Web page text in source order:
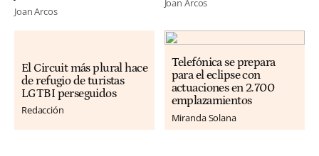
Joan Arcos
Joan Arcos
El Circuit más plural hace
de refugio de turistas
LGTBI perseguidos
Redacción
Telefónica se prepara
para el eclipse con
actuaciones en 2.700
emplazamientos
Miranda Solana